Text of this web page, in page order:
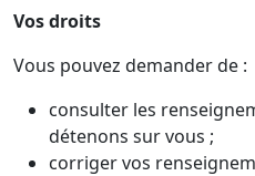
Vos droits
Vous pouvez demander de :
consulter les
détenons sur vous ;
corriger vos